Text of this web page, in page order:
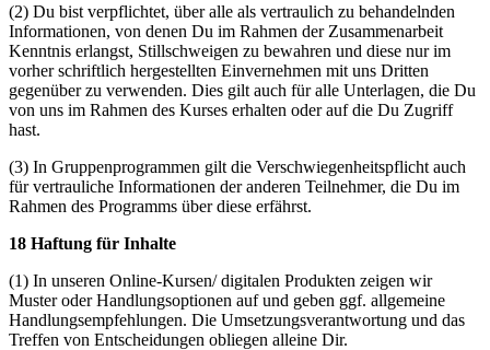
(2) Du bist verpflichtet, über alle als vertraulich zu behandelnden
Informationen, von denen Du im Rahmen der Zusammenarbeit
Kenntnis erlangst, Stillschweigen zu bewahren und diese nur im
vorher schriftlich hergestellten Einvernehmen mit uns Dritten
gegenüber zu verwenden. Dies gilt auch für alle Unterlagen, die Du
von uns im Rahmen des Kurses erhalten oder auf die Du Zugriff
hast.
(3) In Gruppenprogrammen gilt die Verschwiegenheitspflicht auch
für vertrauliche Informationen der anderen Teilnehmer, die Du im
Rahmen des Programms über diese erfährst.
18 Haftung für Inhalte
(1) In unseren Online-Kursen/ digitalen Produkten zeigen wir
Muster oder Handlungsoptionen auf und geben ggf. allgemeine
Handlungsempfehlungen. Die Umsetzungsverantwortung und das
Treffen von Entscheidungen obliegen alleine Dir.